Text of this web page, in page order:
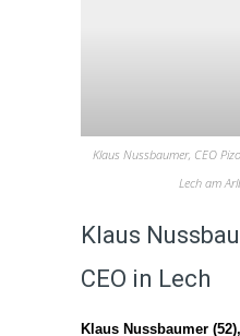
Klaus Nussbaumer, CEO
Lech am
Klaus
CEO in Lech
Klaus Nussbaumer